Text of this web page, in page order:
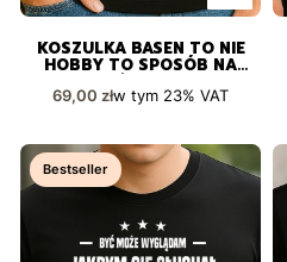
KOSZULKA BASEN TO NIE
HOBBY TO SPOSÓB NA
ŻYCIE
Cena brutto
69,00 złw tym 23%VAT
Bestseller